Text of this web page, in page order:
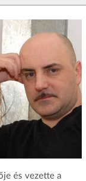
és vezette a